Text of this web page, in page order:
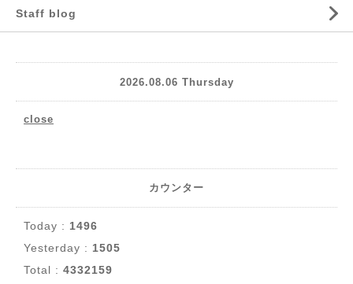
Staff blog
2026.08.06 Thursday
close
カウンター
Today : 1496
Yesterday : 1505
Total : 4332159